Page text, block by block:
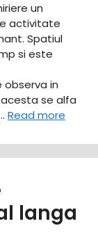
un
activitate
Spatiul
si este
in
se alfa
Read more
langa